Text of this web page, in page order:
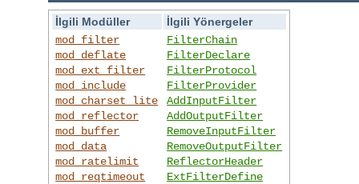
İlgili Modüller
İlgili Yönergeler
mod_filter
mod_deflate
mod_ext_filter
mod_include
mod_charset_lite
mod_reflector
mod_buffer
mod_data
mod_ratelimit
mod_reqtimeout
FilterChain
FilterDeclare
FilterProtocol
FilterProvider
AddInputFilter
AddOutputFilter
RemoveInputFilter
RemoveOutputFilter
ReflectorHeader
ExtFilterDefine